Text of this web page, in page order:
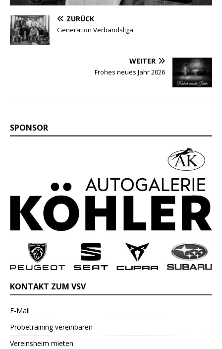
ZURÜCK
Generation Verbandsliga
WEITER
Frohes neues Jahr 2026
SPONSOR
KONTAKT ZUM VSV
E-Mail
Probetraining vereinbaren
Vereinsheim mieten